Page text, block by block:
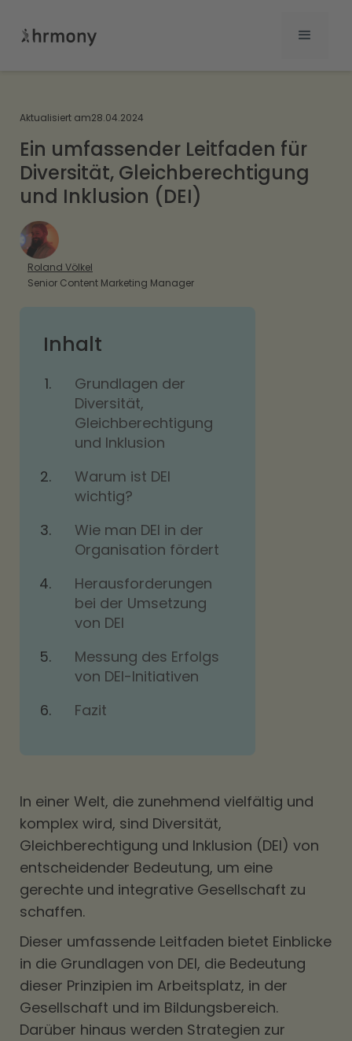
Aktualisiert am28.04.2024
Ein umfassender Leitfaden für
Diversität, Gleichberechtigung
und Inklusion (DEI)
Roland Völkel
Senior Content Marketing Manager
Inhalt
Grundlagen der
Diversität,
Gleichberechtigung
und Inklusion
Warum ist DEI
wichtig?
Wie man DEI in der
Organisation fördert
Herausforderungen
bei der Umsetzung
von DEI
Messung des Erfolgs
von DEI-Initiativen
Fazit
In einer Welt, die zunehmend vielfältig und
komplex wird, sind Diversität,
Gleichberechtigung und Inklusion (DEI) von
entscheidender Bedeutung, um eine
gerechte und integrative Gesellschaft zu
schaffen.
Dieser umfassende Leitfaden bietet Einblicke
in die Grundlagen von DEI, die Bedeutung
dieser Prinzipien im Arbeitsplatz, in der
Gesellschaft und im Bildungsbereich.
Darüber hinaus werden Strategien zur